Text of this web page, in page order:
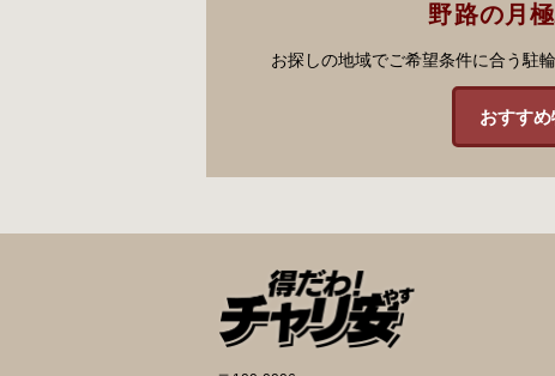
野路の月
お探しの地域でご希望条件に合う駐
おすす